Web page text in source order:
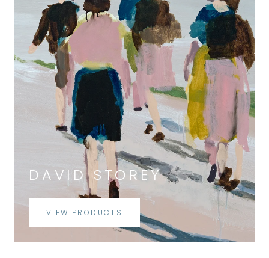
DAVID STOREY
VIEW PRODUCTS